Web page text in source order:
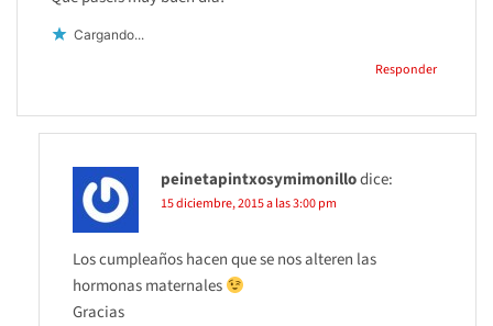
Cargando...
Responder
peinetapintxosymimonillodice:
15 diciembre, 2015 a las 3:00 pm
Los cumpleaños hacen que se nos alteren las
hormonas maternales
Gracias